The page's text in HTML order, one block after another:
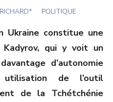
POLITIQUE
Ukraine constitue une
Kadyrov, qui y voit un
d’autonomie
de l’outil
de la Tchétchénie